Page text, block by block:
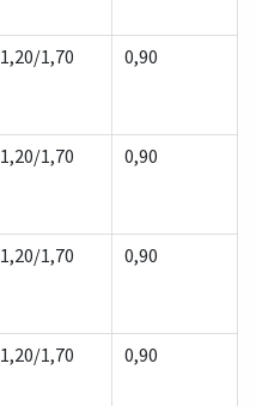
1,20/1,70 0,90
1,20/1,70 0,90
1,20/1,70 0,90
1,20/1,70 0,90